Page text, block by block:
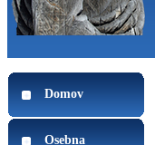
Domov
Osebna